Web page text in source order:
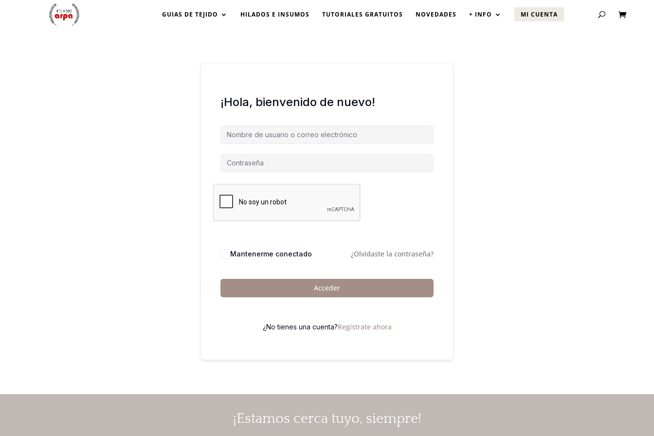
GUIAS DE TEJIDO HILADOS E INSUMOS TUTORIALES GRATUITOS NOVEDADES + INFO MI CUENTA
¡Hola, bienvenido de nuevo!
Mantenerme conectado ¿Olvidaste la contraseña?
Acceder
¿No tienes una cuenta?Regístrate ahora
¡Estamos cerca tuyo, siempre!